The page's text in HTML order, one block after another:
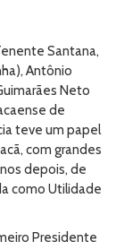
Santana,
Antônio
Neto
de
teve um papel
com grandes
depois, de
como Utilidade
Presidente